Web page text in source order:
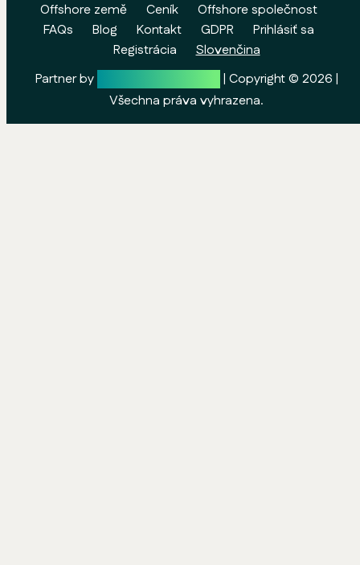
Offshore země Ceník
Offshore společnost
FAQs
Blog Kontakt GDPR
Prihlásiť sa
Registrácia
Slovenčina
Partner by
| Copyright © 2026 |
Všechna práva vyhrazena.